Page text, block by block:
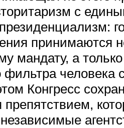
с
принимаются
мандату, а
фильтра человека
Конгресс
препятствием,